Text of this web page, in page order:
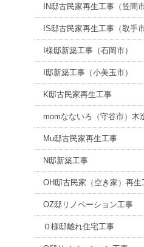
IN邸古民家再生工事（笠間市
IS邸古民家再生工事（取手市
I様邸新築工事（石岡市）
I邸新築工事（小美玉市）
K邸古民家再生工事
momなないろ（守谷市）木
Mu邸古民家再生工事
N邸新築工事
OH邸古民家（空き家）再生
OZ邸リノベーション工事
Ｏ様邸離れ住宅工事